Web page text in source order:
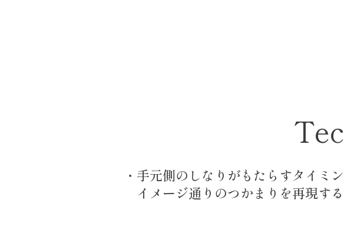
・手元側のしなりがもたらすタイミ
イメージ通りのつかまりを再現す